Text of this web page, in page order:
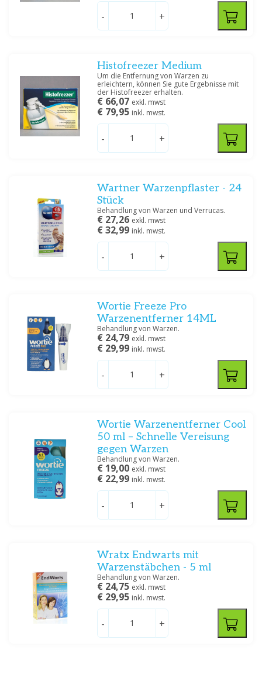
- +
Histofreezer Medium
Um die Entfernung von Warzen zu
erleichtern, können Sie gute Ergebnisse mit
der Histofreezer erhalten.
€ 66,07 exkl. mwst
€ 79,95 inkl. mwst.
- +
Wartner Warzenpflaster - 24
Stück
Behandlung von Warzen und Verrucas.
€ 27,26 exkl. mwst
€ 32,99 inkl. mwst.
- +
Wortie Freeze Pro
Warzenentferner 14ML
Behandlung von Warzen.
€ 24,79 exkl. mwst
€ 29,99 inkl. mwst.
- +
Wortie Warzenentferner Cool
50 ml – Schnelle Vereisung
gegen Warzen
Behandlung von Warzen.
€ 19,00 exkl. mwst
€ 22,99 inkl. mwst.
- +
Wratx Endwarts mit
Warzenstäbchen - 5 ml
Behandlung von Warzen.
€ 24,75 exkl. mwst
€ 29,95 inkl. mwst.
- +